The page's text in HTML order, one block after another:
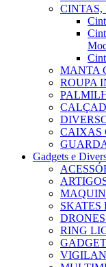
CINTAS,
MANTA
ROUPA
CAIXAS
Gadgets e
SKATES
RING